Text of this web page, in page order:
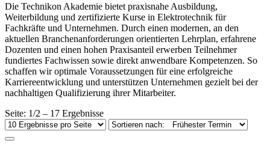
Die Technikon Akademie bietet praxisnahe Ausbildung,
Weiterbildung und zertifizierte Kurse in Elektrotechnik für
Fachkräfte und Unternehmen. Durch einen modernen, an den
aktuellen Branchenanforderungen orientierten Lehrplan, erfahrene
Dozenten und einen hohen Praxisanteil erwerben Teilnehmer
fundiertes Fachwissen sowie direkt anwendbare Kompetenzen. So
schaffen wir optimale Voraussetzungen für eine erfolgreiche
Karriereentwicklung und unterstützen Unternehmen gezielt bei der
nachhaltigen Qualifizierung ihrer Mitarbeiter.
Seite: 1/2 – 17 Ergebnisse